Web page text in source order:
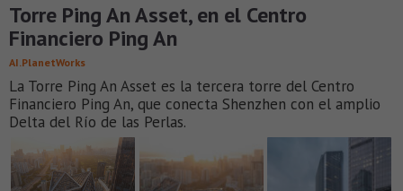
Torre Ping An Asset, en el Centro
Financiero Ping An
AI.PlanetWorks
La Torre Ping An Asset es la tercera torre del Centro
Financiero Ping An, que conecta Shenzhen con el amplio
Delta del Río de las Perlas.